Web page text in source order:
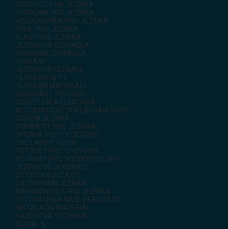
ROZPOČTY NA JEZÍRKA
PORADNA PRO JEZÍRKA
VZDUCHOVÁNÍ PRO JEZÍRKA
FÓLIE PRO JEZÍRKA
PLASTOVÉ JEZÍRKA
JEZÍRKOVÁ ČERPADLA
PONORNÁ ČERPADLA
FONTÁNY
JEZÍRKOVÉ FILTRACE
FILTRAČNÍ SETY
FILTRAČNÍ MATERIÁLY
VODOPÁDY, POTŮČKY
OSVĚTLENÍ A ELEKTRIKA
AUTOMATICKÉ DOPLŇOVÁNÍ VODY
ČIŠTĚNÍ JEZÍRKA
SKIMMERY PRO JEZÍRKA
ÚPRAVA VODY V JEZÍRKU
UVC LAMPY, OZON
POTŘEBY PRO CHOV RYB
POTŘEBY PRO VODNÍ ROSTLINY
JEZÍRKOVÉ DEKORACE
OSTATNÍ SOUČÁSTI
ZAZIMOVÁNÍ JEZÍRKA
NÁHRADNÍ DÍLY PRO JEZÍRKA
FOTOGALÉRIA NAŠE REALIZACE
INSTALAČNÍ MATERIÁL
BAZÉNOVÁ TECHNIKA
SLEVA -%